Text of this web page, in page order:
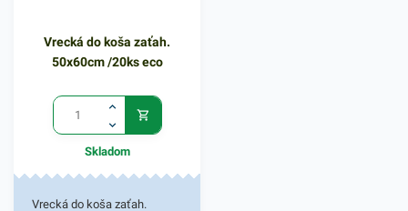
mikrónov
Vrecká do koša zaťah.
50x60cm /20ks eco
Skladom
Vrecká do koša zaťah.